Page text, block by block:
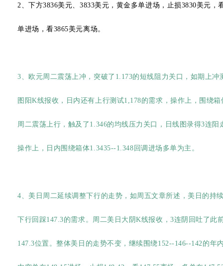
2、下方3836美元、3833美元，黄金多单进场，止损3830美元，
单进场，看3865美元离场。
3、欧元周二震荡上冲，突破了1.173的短线阻力关口，如期上
图阳K线报收，日内还有上行测试1,178的需求，操作上，围绕
周二震荡上行，触及了1.346的均线压力关口，日线图录得3连
操作上，日内围绕箱体1.3435--1.348回调进场多单为主。
4、美日周二延续调整下行的走势，如周五文章所述，美日的持
下行回踩147.3的需求。周二美日大阴K线报收，3连阴回吐了此
147.3位置。整体美日的走势不变，继续围绕152--146--142的年